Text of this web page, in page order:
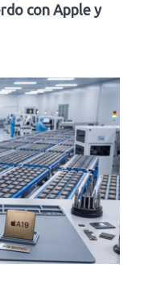
con Apple y